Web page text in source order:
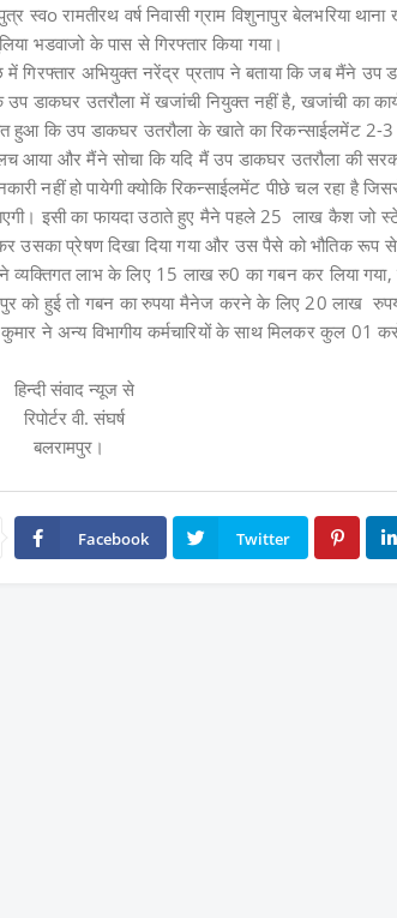
स्वo रामतीरथ वर्ष निवासी ग्राम विशुनापुर बेलभरिया
भडवाजो के पास से गिरफ्तार किया गया।
मेंगिरफ्तार अभियुक्त नरेंद्र प्रताप ने बताया कि जब मैंने उप
डाकघर उतरौला में खजांची नियुक्त नहीं है, खजांची का कार्य
हुआ कि उप डाकघर उतरौला के खाते का रिकन्साईलमेंट
आया और मैंने सोचा कि यदि मैं उप डाकघर उतरौला की
नहीं हो पायेगी क्योकि रिकन्साईलमेंट पीछे चल रहा है
इसी का फायदा उठाते हुए मैने पहले 25 लाख कैश जो
उसका प्रेषण दिखा दिया गया और उस पैसे को भौतिक रूप से
व्यक्तिगत लाभ के लिए 15 लाख रु0 का गबन कर लिया
को हुई तो गबन का रुपया मैनेज करने के लिए 20 लाख
ने अन्य विभागीय कर्मचारियों के साथ मिलकर कुल 01
संवाद न्यूज से
वी. संघर्ष
Facebook Twitter